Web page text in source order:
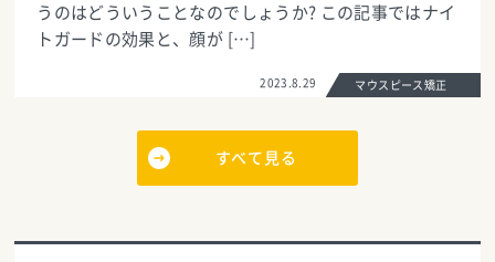
うのはどういうことなのでしょうか? この記事ではナイ
トガードの効果と、顔が […]
2023.8.29 マウスピース矯正
すべて見る